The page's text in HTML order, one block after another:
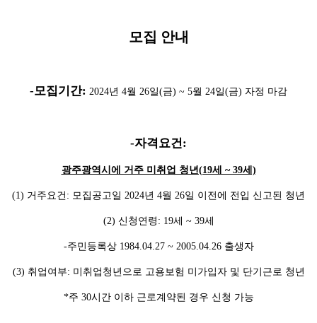
모집 안내
-모집기간: 2024년 4월 26일(금) ~ 5월 24일(금) 자정 마감
-자격요건:
광주광역시에 거주 미취업 청년(19세 ~ 39세)
(1) 거주요건: 모집공고일 2024년 4월 26일 이전에 전입 신고된 청년
(2) 신청연령: 19세 ~ 39세
-주민등록상 1984.04.27 ~ 2005.04.26 출생자
(3) 취업여부: 미취업청년으로 고용보험 미가입자 및 단기근로 청년
*주 30시간 이하 근로계약된 경우 신청 가능